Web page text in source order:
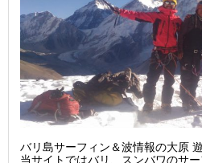
バリ島サーフィン＆波情報の大原
当サイトではバリ、スンバワのサ